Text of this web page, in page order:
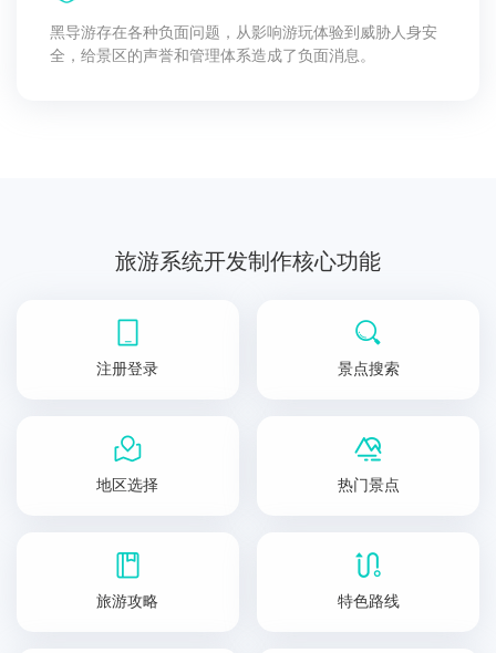
黑导游存在各种负面问题，从影响游玩体验到威胁人身安
全，给景区的声誉和管理体系造成了负面消息。
旅游系统开发制作核心功能
注册登录 景点搜索
地区选择 热门景点
旅游攻略 特色路线